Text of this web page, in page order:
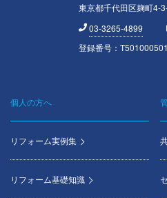
東京都千代田区麹町4-
03-3265-4899
登録番号：
Footer
menu
個人の方へ
リフォーム実例集
リフォーム基礎知識